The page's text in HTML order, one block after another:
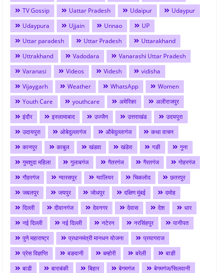
TV Gossip
Uattar Pradesh Udaipur
Udaypur
Udaypura
Ujjain Unnao
UP
Uttar paradesh
Uttar Pradesh
Uttarakhand
Uttrakhand
Vadodara
Vanarashi Uttar Pradesh
Varanasi
Videos Videsh
vidisha
Vijaygarh
Weather WhatsApp
Women
Youth Care
youthcare अमेरिका
अलीराजपुर
इंदौर
इस्लामाबाद उज्जैन उत्तराखंड
उदयपुरा
उदायपुरा
ओबेदुल्लागंज औबेदुल्लागंज
कथा वाचन
कानपुर
काबुल खंडवा खंडेरा गङी
गुना
गुमशुदा महिला
गुलाबगंज गैतरगंज गैरतगंज
गोहरगंज
गौहरगंज
ग्यारसपुर ग्वालियर चिकलोद
छतरपुर
जबलपुर
जयपुर जोधपुर दक्षिण मुंबई
दमोह
दिल्ली
दीवानगंज देवनगर देवास देश
धार
नई दिल्ली
नई दिल्ली नटेरन नरसिंहपुर
पानीपत
पुणे महाराष्ट्र
प्रधानमंत्री मानधन योजना
प्रयागराज
प्रेस विज्ञप्ति
बङवानी बम्होरी बरेली
बाङी
बाडी
बाराबंकी बिहार बेगमगंज
बेगमगंज/सिलवानी